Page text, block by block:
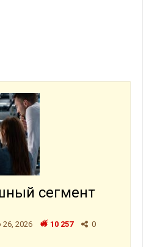
сегмент
2026 10 257 0